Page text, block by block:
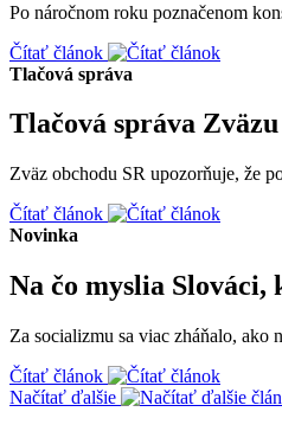
Po náročnom roku poznačenom
Čítať článok
Tlačová správa
Tlačová správa
Zväz obchodu SR upozorňuje, že
Čítať článok
Novinka
Na čo myslia Slováci,
Za socializmu sa viac zháňalo, ako
Čítať článok
Načítať ďalšie